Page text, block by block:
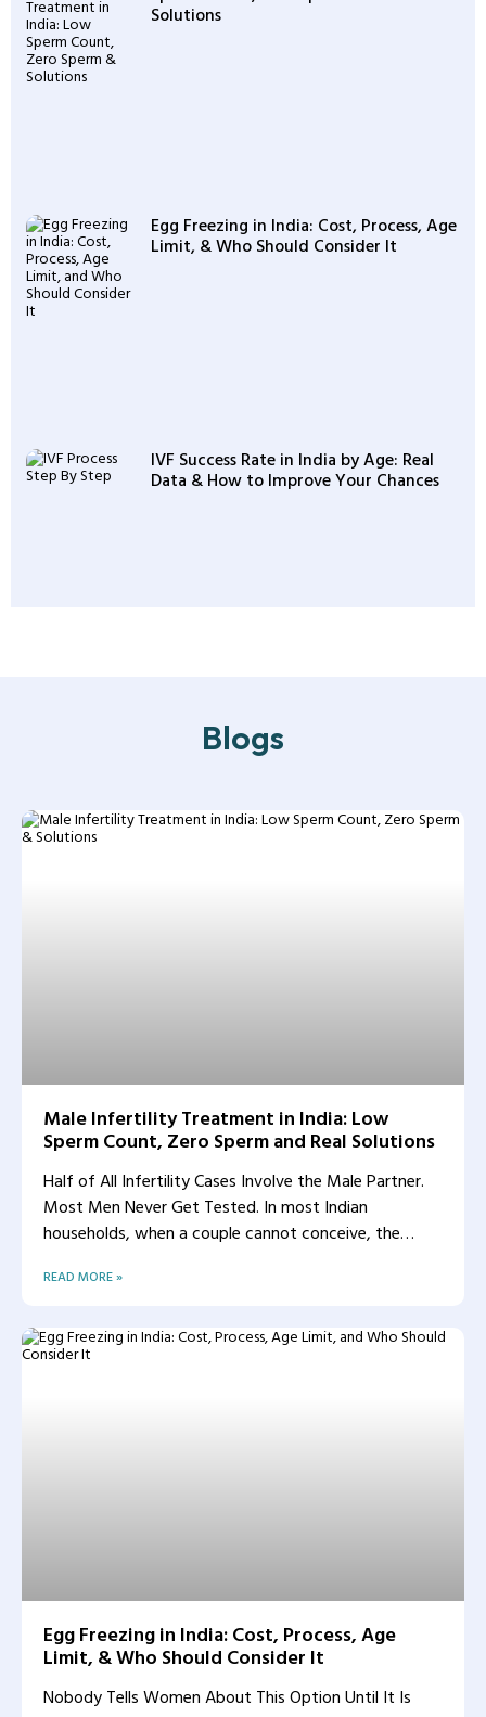
Solutions
Egg Freezing in India: Cost, Process, Age
Limit, & Who Should Consider It
IVF Success Rate in India by Age: Real
Data & How to Improve Your Chances
Blogs
Male Infertility Treatment in India: Low
Sperm Count, Zero Sperm and Real Solutions
Half of All Infertility Cases Involve the Male Partner.
Most Men Never Get Tested. In most Indian
households, when a couple cannot conceive, the
READ MORE »
Egg Freezing in India: Cost, Process, Age
Limit, & Who Should Consider It
Nobody Tells Women About This Option Until It Is